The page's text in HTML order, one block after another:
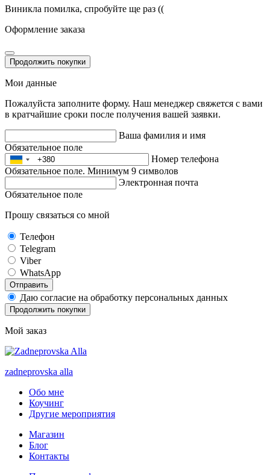
Виникла помилка, спробуйте ще раз ((
Оформление заказа
Продолжить покупки
Мои данные
Пожалуйста заполните форму. Наш менеджер свяжется с вами
в кратчайшие сроки после получения вашей заявки.
Ваша фамилия и имя
Обязательное поле
Номер телефона
Обязательное поле. Минимум 9 символов
Электронная почта
Обязательное поле
Прошу связаться со мной
Телефон
Telegram
Viber
WhatsApp
Отправить
Даю согласие на обработку персональных данных
Продолжить покупки
Мой заказ
zadneprovska alla
Обо мне
Коучинг
Другие мероприятия
Магазин
Блог
Контакты